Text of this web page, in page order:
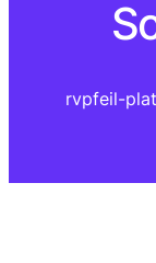
rvpfeil-